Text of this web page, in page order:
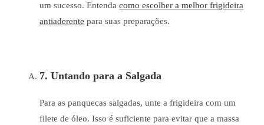
um sucesso. Entendacomo escolher a melhor frigideira
antiaderente para suas preparações.
7. Untando para a Salgada
Para as panquecas salgadas, unte a frigideira com um
filete de óleo. Isso é suficiente para evitar que a massa